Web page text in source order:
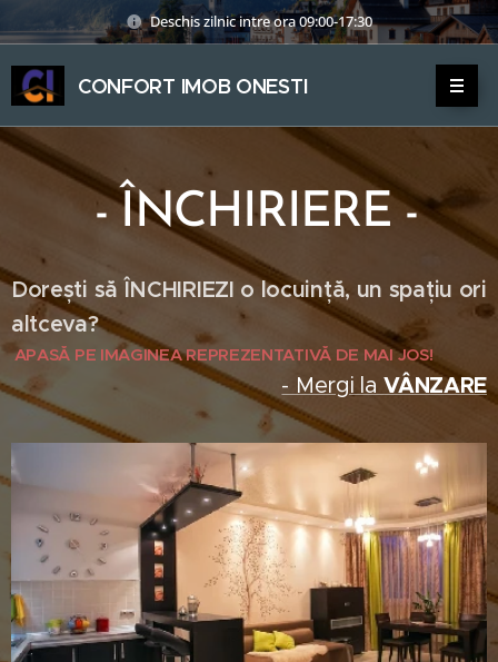
Deschis zilnic intre ora 09:00-17:30
CONFORT IMOB ONESTI
- ÎNCHIRIERE -
Dorești să ÎNCHIRIEZI o locuință, un spațiu ori
altceva?
APASĂ PE IMAGINEA REPREZENTATIVĂ DE MAI JOS!
- Mergi laVÂNZARE